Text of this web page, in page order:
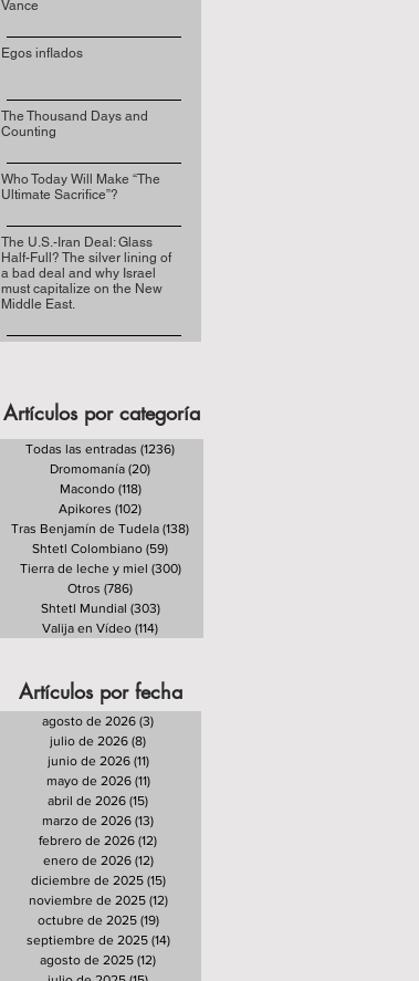
Vance
Egos inflados
The Thousand Days and
Counting
Who Today Will Make “The
Ultimate Sacrifice”?
The U.S.-Iran Deal: Glass
Half-Full? The silver lining of
a bad deal and why Israel
must capitalize on the New
Middle East.
Artículos por categoría
Todas las entradas (1236)
Dromomanía (20)
Macondo (118)118 entradas
Apikores (102)
Tras Benjamín de Tudela (138)
Shtetl Colombiano (59)
Tierra de leche y miel (300)300 entradas
Otros (786)
Shtetl Mundial (303)303 entradas
Valija en Vídeo (114)
Artículos por fecha
agosto de 2026 (3)
julio de 2026 (8)
junio de 2026 (11)11 entradas
mayo de 2026 (11)11 entradas
abril de 2026 (15)
marzo de 2026 (13)
febrero de 2026 (12)
enero de 2026 (12)12 entradas
diciembre de 2025 (15)15 entradas
noviembre de 2025 (12)12 entradas
octubre de 2025 (19)19 entradas
septiembre de 2025 (14)14 entradas
agosto de 2025 (12)